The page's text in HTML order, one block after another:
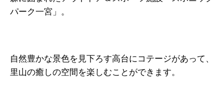
パーク一宮」。
自然豊かな景色を見下ろす高台にコテージがあって、
里山の癒しの空間を楽しむことができます。